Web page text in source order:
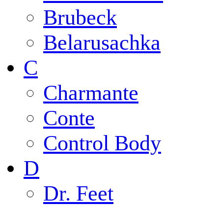
Brubeck
Belarusachka
C
Charmante
Conte
Control Body
D
Dr. Feet